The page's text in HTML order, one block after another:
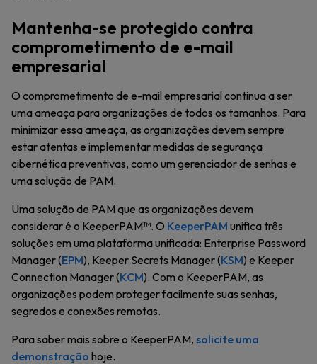
Mantenha-se protegido contra
comprometimento de e-mail
empresarial
O comprometimento de e-mail empresarial continua a ser
uma ameaça para organizações de todos os tamanhos. Para
minimizar essa ameaça, as organizações devem sempre
estar atentas e implementar medidas de segurança
cibernética preventivas, como um gerenciador de senhas e
uma solução de PAM.
Uma solução de PAM que as organizações devem
considerar é o KeeperPAM™. O KeeperPAM unifica três
soluções em uma plataforma unificada: Enterprise Password
Manager (EPM), Keeper Secrets Manager (KSM) e Keeper
Connection Manager (KCM). Com o KeeperPAM, as
organizações podem proteger facilmente suas senhas,
segredos e conexões remotas.
Para saber mais sobre o KeeperPAM, solicite uma
demonstração hoje.